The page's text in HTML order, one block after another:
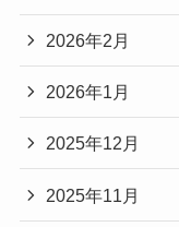
2026年2月
2026年1月
2025年12月
2025年11月